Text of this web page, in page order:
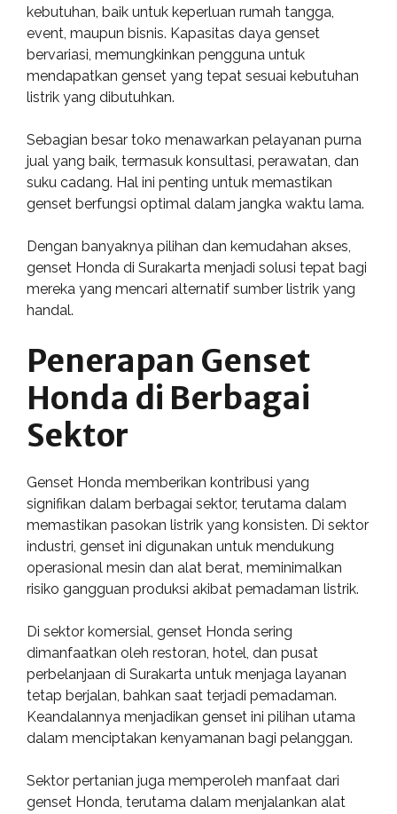
kebutuhan, baik untuk keperluan rumah tangga,
event, maupun bisnis. Kapasitas daya genset
bervariasi, memungkinkan pengguna untuk
mendapatkan genset yang tepat sesuai kebutuhan
listrik yang dibutuhkan.
Sebagian besar toko menawarkan pelayanan purna
jual yang baik, termasuk konsultasi, perawatan, dan
suku cadang. Hal ini penting untuk memastikan
genset berfungsi optimal dalam jangka waktu lama.
Dengan banyaknya pilihan dan kemudahan akses,
genset Honda di Surakarta menjadi solusi tepat bagi
mereka yang mencari alternatif sumber listrik yang
handal.
Penerapan Genset
Honda di Berbagai
Sektor
Genset Honda memberikan kontribusi yang
signifikan dalam berbagai sektor, terutama dalam
memastikan pasokan listrik yang konsisten. Di sektor
industri, genset ini digunakan untuk mendukung
operasional mesin dan alat berat, meminimalkan
risiko gangguan produksi akibat pemadaman listrik.
Di sektor komersial, genset Honda sering
dimanfaatkan oleh restoran, hotel, dan pusat
perbelanjaan di Surakarta untuk menjaga layanan
tetap berjalan, bahkan saat terjadi pemadaman.
Keandalannya menjadikan genset ini pilihan utama
dalam menciptakan kenyamanan bagi pelanggan.
Sektor pertanian juga memperoleh manfaat dari
genset Honda, terutama dalam menjalankan alat